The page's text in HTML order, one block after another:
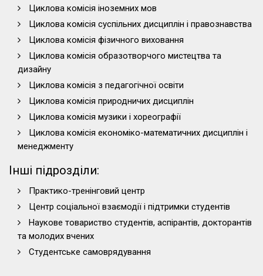
Циклова комісія іноземних мов
Циклова комісія суспільних дисциплін і правознавства
Циклова комісія фізичного виховання
Циклова комісія образотворчого мистецтва та
дизайну
Циклова комісія з педагогічної освіти
Циклова комісія природничих дисциплін
Циклова комісія музики і хореографії
Циклова комісія економіко-математичних дисциплін і
менеджменту
Інші підрозділи:
Практико-тренінговий центр
Центр соціальної взаємодії і підтримки студентів
Наукове товариство студентів, аспірантів, докторантів
та молодих вчених
Студентське самоврядування